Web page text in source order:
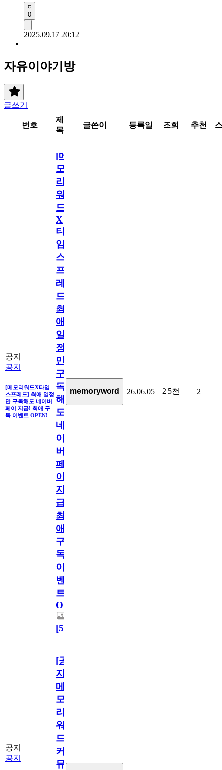
0
2025.09.17 20:12
자유이야기방
글쓰기
번호
제
목
글쓴이 등록일 조회 추천
공지
공지
[메모리워드X타임
스프레드] 최애 일정
만 구독해도 네이버
페이 지급! 최애 구
독 이벤트 OPEN!
[메
모
리
워
드
X
타
임
스
프
레
드]
최
애
일
정
만
구
독
해
도
네
이
버
페
이
지
급!
최
애
구
독
이
벤
트
OPEN!
[5]
memoryword 26.06.05 2.5천 2
공지
공지
[공
지]
메
모
리
워
드
커
뮤